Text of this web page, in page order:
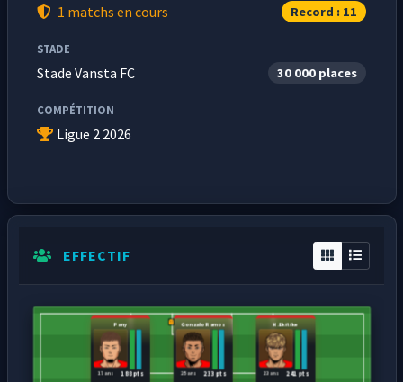
1 matchs en cours Record : 11
STADE
Stade Vansta FC 30 000 places
COMPÉTITION
Ligue 2 2026
EFFECTIF
Pany
188 pts
17 ans
Gonzalo Ramos
233 pts
25 ans
H.Ekitike
241 pts
23 ans